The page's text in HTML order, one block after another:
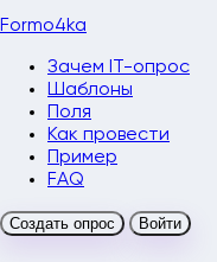
Formo4ka
Зачем IT-опрос
Шаблоны
Поля
Как провести
Пример
FAQ
Создать опрос Войти